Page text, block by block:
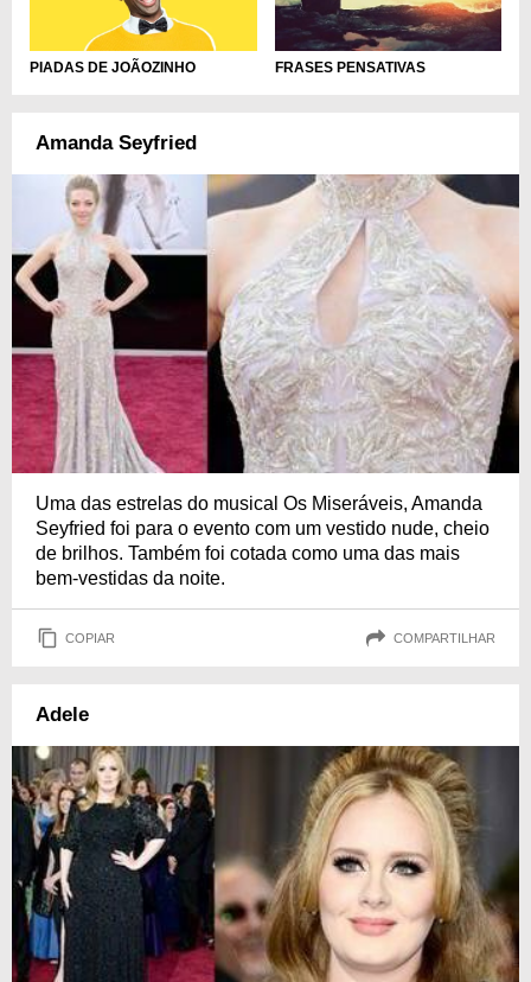
PIADAS DE JOÃOZINHO FRASES PENSATIVAS
Amanda Seyfried
Uma das estrelas do musical Os Miseráveis, Amanda
Seyfried foi para o evento com um vestido nude, cheio
de brilhos. Também foi cotada como uma das mais
bem-vestidas da noite.
COPIAR COMPARTILHAR
Adele